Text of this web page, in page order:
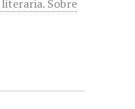
Sobre